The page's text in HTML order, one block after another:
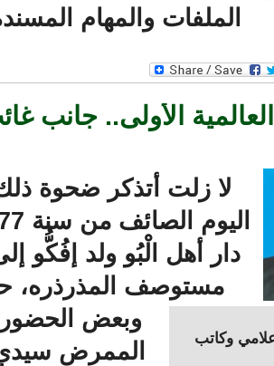
الملفات والمهام المسندة
الأولى.. جانب
وكاتب
لا زلت أتذكر ضحوة ذلك
دار أهل الْبُو ولد إفُكُّو
مستوصف المذرذره،
وبعض الحضور
الممرض سيدي